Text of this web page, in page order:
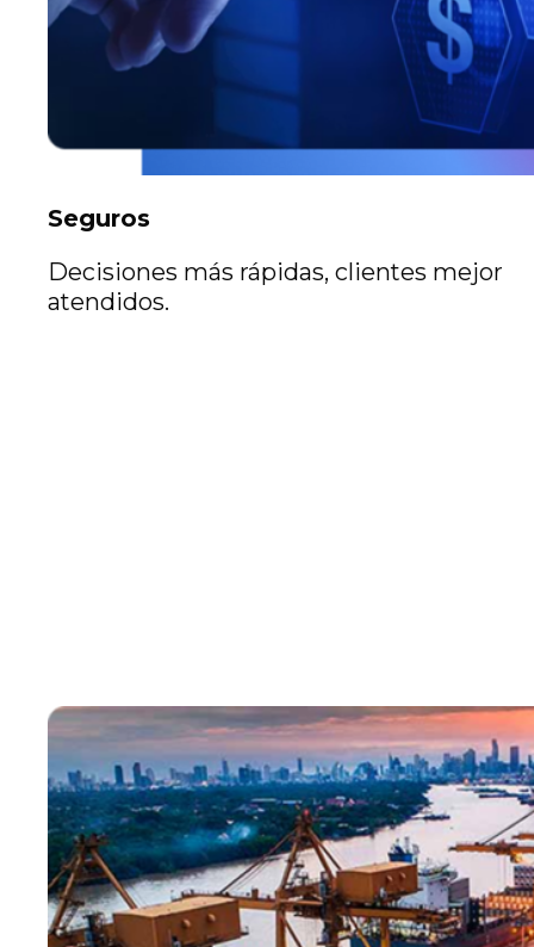
Seguros
Decisiones más rápidas, clientes mejor
atendidos.